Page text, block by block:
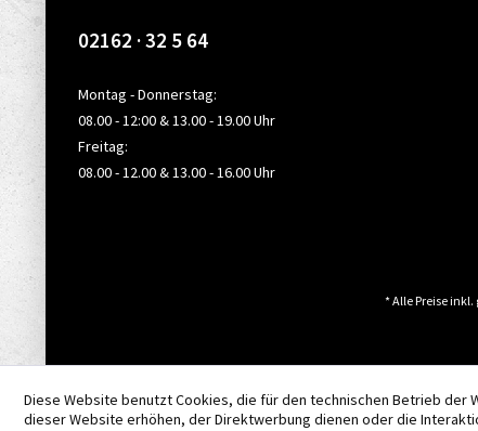
02162 · 32 5 64
Montag - Donnerstag:
08.00 - 12:00 & 13.00 - 19.00 Uhr
Freitag:
08.00 - 12.00 & 13.00 - 16.00 Uhr
* Alle Preise
Diese Website benutzt Cookies, die für den technischen Betrieb
dieser Website erhöhen, der Direktwerbung dienen oder die